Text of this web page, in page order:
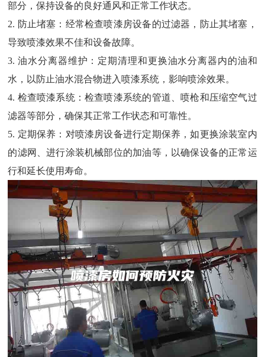
部分，保持设备的良好通风和正常工作状态。
2. 防止堵塞：经常检查喷漆房设备的过滤器，防止其堵塞，
导致喷漆效果不佳和设备故障。
3. 油水分离器维护：定期清理和更换油水分离器内的油和
水，以防止油水混合物进入喷漆系统，影响喷涂效果。
4. 检查喷漆系统：检查喷漆系统的管道、喷枪和压缩空气过
滤器等部分，确保其正常工作状态和可靠性。
5. 定期保养：对喷漆房设备进行定期保养，如更换涂装室内
的滤网、进行涂装机械部位的加油等，以确保设备的正常运
行和延长使用寿命。